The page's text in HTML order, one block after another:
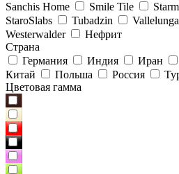
Sanchis Home
Smile Tile
StaroSlabs
Tubadzin Vallelunga
Westerwalder
Нефрит
Страна
Германия
Индия Иран
Китай
Польша Россия
Цветовая гамма